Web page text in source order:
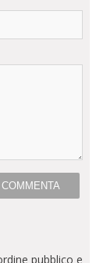
pubblico e